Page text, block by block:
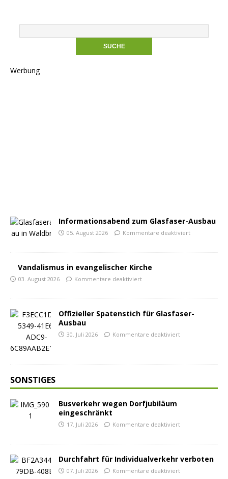
Werbung
Informationsabend zum Glasfaser-Ausbau
05. August 2026 Kommentare deaktiviert
Vandalismus in evangelischer Kirche
03. August 2026 Kommentare deaktiviert
Offizieller Spatenstich für Glasfaser-
Ausbau
30. Juli 2026 Kommentare deaktiviert
SONSTIGES
Busverkehr wegen Dorfjubiläum
eingeschränkt
17. Juli 2026 Kommentare deaktiviert
Durchfahrt für Individualverkehr verboten
07. Juli 2026 Kommentare deaktiviert